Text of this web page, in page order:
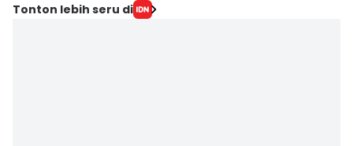
Tonton lebih seru di